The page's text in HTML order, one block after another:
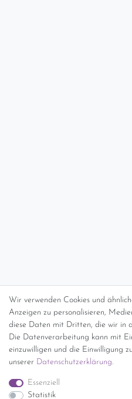
Wir verwenden Cookies und
Anzeigen zu personalisieren,
diese Daten mit Dritten, die wir in
Die Datenverarbeitung kann mit
einzuwilligen und die Einwilligung
unserer Daten­schutz­erklärung.
Essenziell
Statistik